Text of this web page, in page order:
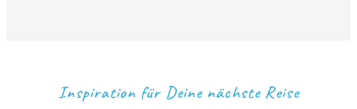
Inspiration für Deine nächste Reise